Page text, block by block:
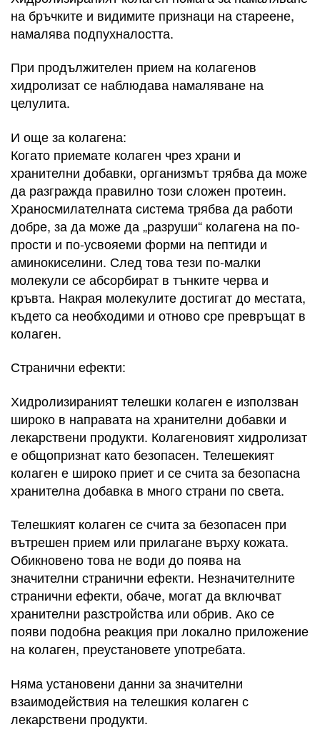
на бръчките и видимите признаци на стареене,
намалява подпухналостта.
При продължителен прием на колагенов
хидролизат се наблюдава намаляване на
целулита.
И още за колагена:
Когато приемате колаген чрез храни и
хранителни добавки, организмът трябва да може
да разгражда правилно този сложен протеин.
Храносмилателната система трябва да работи
добре, за да може да „разруши“ колагена на по-
прости и по-усвояеми форми на пептиди и
аминокиселини. След това тези по-малки
молекули се абсорбират в тънките черва и
кръвта. Накрая молекулите достигат до местата,
където са необходими и отново сре превръщат в
колаген.
Странични ефекти:
Хидролизираният телешки колаген е използван
широко в направата на хранителни добавки и
лекарствени продукти. Колагеновият хидролизат
е общопризнат като безопасен. Телешекият
колаген е широко приет и се счита за безопасна
хранителна добавка в много страни по света.
Телешкият колаген се счита за безопасен при
вътрешен прием или прилагане върху кожата.
Обикновено това не води до поява на
значителни странични ефекти. Незначителните
странични ефекти, обаче, могат да включват
хранителни разстройства или обрив. Ако се
появи подобна реакция при локално приложение
на колаген, преустановете употребата.
Няма установени данни за значителни
взаимодействия на телешкия колаген с
лекарствени продукти.